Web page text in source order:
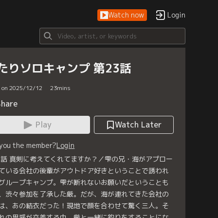
Watch now Login
りソロキャンプ 第23話
2025/12/12 23mins
Play
Watch Later
the member?Login
真剣に考えてくれてますか？／雫の兄・海がアプロー
いる会社の後輩がアウトドア好きということで誘われ
ループキャンプ。雫が断れないお願いだということも
渋々参加を了承した厳。だが、海が連れてきた会社の
、あの結衣だった！現地で顔を合わせて驚く三人。そ